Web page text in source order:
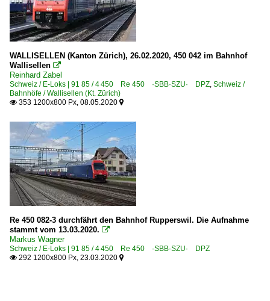
WALLISELLEN (Kanton Zürich), 26.02.2020, 450 042 im Bahnhof
Wallisellen 
Reinhard Zabel
Schweiz / E-Loks | 91 85 / 4 450 Re 450 ·SBB·SZU· DPZ, Schweiz /
Bahnhöfe / Wallisellen (Kt. Zürich)
 353 1200x800 Px, 08.05.2020 
Re 450 082-3 durchfährt den Bahnhof Rupperswil. Die Aufnahme
stammt vom 13.03.2020. 
Markus Wagner
Schweiz / E-Loks | 91 85 / 4 450 Re 450 ·SBB·SZU· DPZ
 292 1200x800 Px, 23.03.2020 